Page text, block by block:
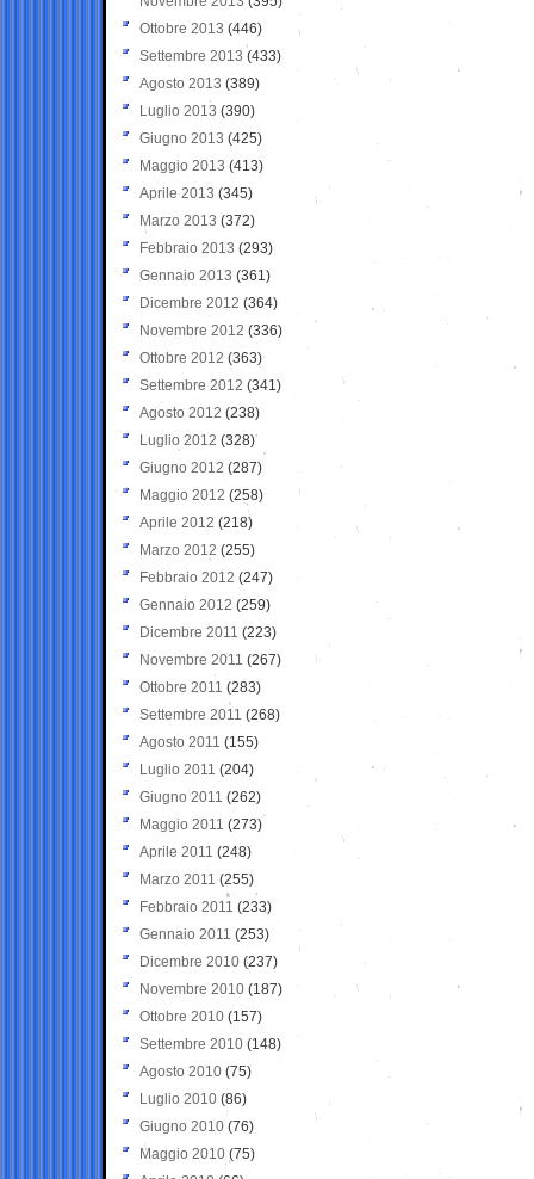
Ottobre 2013 (446)
Settembre 2013 (433)
Agosto 2013 (389)
Luglio 2013 (390)
Giugno 2013 (425)
Maggio 2013 (413)
Aprile 2013 (345)
Marzo 2013 (372)
Febbraio 2013 (293)
Gennaio 2013 (361)
Dicembre 2012 (364)
Novembre 2012 (336)
Ottobre 2012 (363)
Settembre 2012 (341)
Agosto 2012 (238)
Luglio 2012 (328)
Giugno 2012 (287)
Maggio 2012 (258)
Aprile 2012 (218)
Marzo 2012 (255)
Febbraio 2012 (247)
Gennaio 2012 (259)
Dicembre 2011 (223)
Novembre 2011 (267)
Ottobre 2011 (283)
Settembre 2011 (268)
Agosto 2011 (155)
Luglio 2011 (204)
Giugno 2011 (262)
Maggio 2011 (273)
Aprile 2011 (248)
Marzo 2011 (255)
Febbraio 2011 (233)
Gennaio 2011 (253)
Dicembre 2010 (237)
Novembre 2010 (187)
Ottobre 2010 (157)
Settembre 2010 (148)
Agosto 2010 (75)
Luglio 2010 (86)
Giugno 2010 (76)
Maggio 2010 (75)